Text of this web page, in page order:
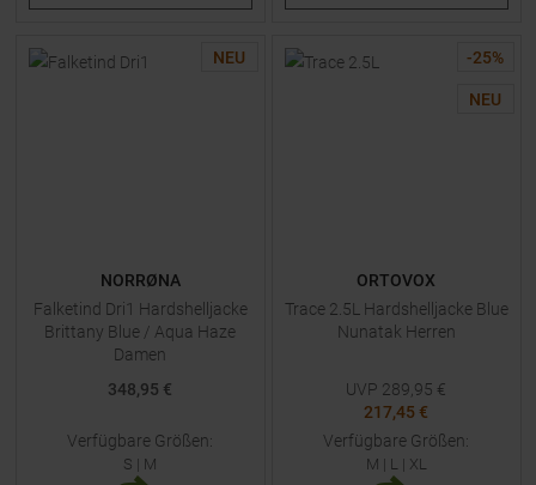
NEU
NORRØNA
Falketind Dri1 Hardshelljacke
Brittany Blue / Aqua Haze
Damen
348,95 €
Verfügbare Größen:
S | M
-25%
NEU
ORTOVOX
Trace 2.5L Hardshelljacke Blue
Nunatak Herren
UVP 289,95 €
217,45 €
Verfügbare Größen:
M | L | XL